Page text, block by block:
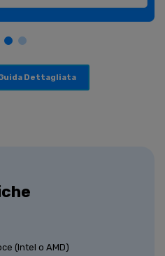
Dettagliata
(Intel o AMD)